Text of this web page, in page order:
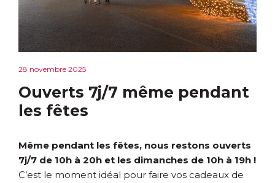
28 novembre 2025
Ouverts 7j/7 même pendant
les fêtes
Même pendant les fêtes, nous restons ouverts
7j/7 de 10h à 20h et les dimanches de 10h à 19h !
C’est le moment idéal pour faire vos cadeaux de